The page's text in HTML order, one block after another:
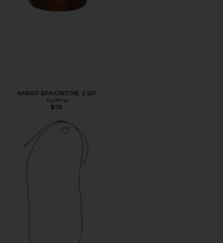
НАБОР БРАСЛЕТОВ, 2 ШТ.
Epifene
$75
Favorite ОЖЕРЕЛЬЕ С ДЛИННЫМ ПОДВЕСОМ JULIA